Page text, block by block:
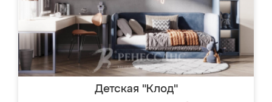
Детская "Клод"